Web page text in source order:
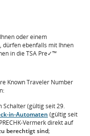
oder einem
dürfen ebenfalls mit Ihnen
in die TSA Pre✓™
Known Traveler Number
Schalter (gültig seit 29.
in-Automaten (gültig seit
Vermerk direkt auf
berechtigt sind;